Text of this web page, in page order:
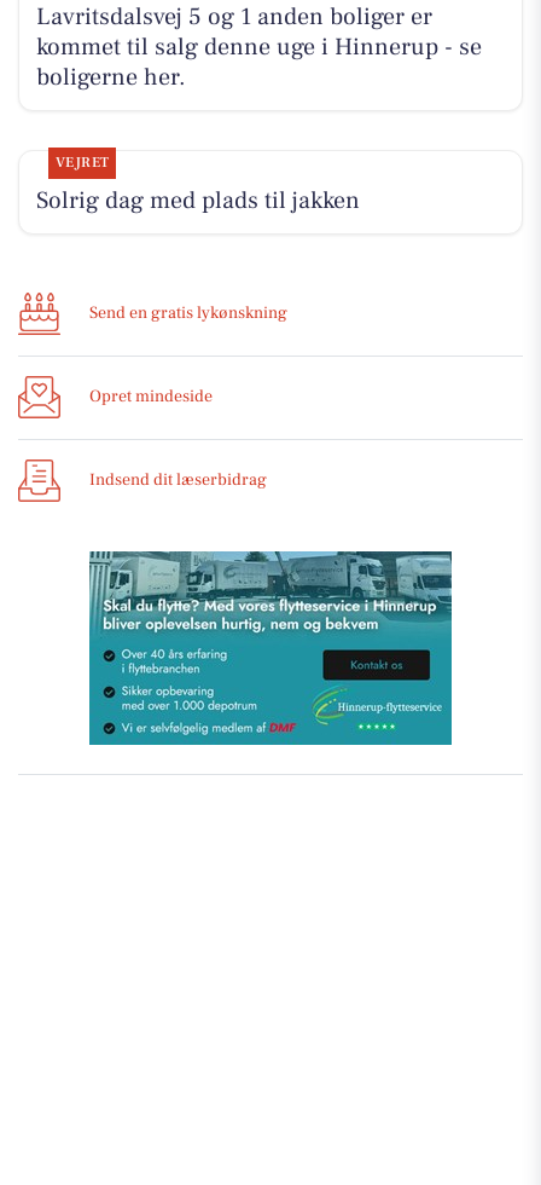
Lavritsdalsvej 5 og 1 anden boliger er
kommet til salg denne uge i Hinnerup - se
boligerne her.
VEJRET
Solrig dag med plads til jakken
Send en gratis lykønskning
Opret mindeside
Indsend dit læserbidrag